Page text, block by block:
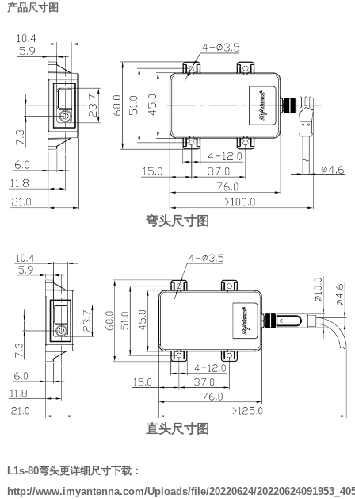
产品尺寸图
弯头尺寸图
直头尺寸图
L1s-80弯头更详细尺寸下载：
http://www.imyantenna.com/Uploads/file/20220624/